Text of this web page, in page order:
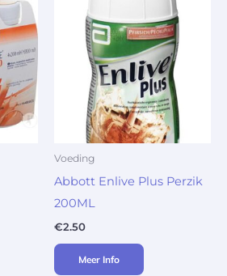
Voeding
Abbott Enlive Plus Perzik
200ML
€2.50
Meer Info